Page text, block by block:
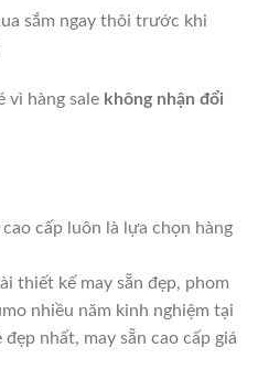
sắm ngay thôi trước khi
vì hàng sale không nhận đổi
cấp luôn là lựa chọn hàng
thiết kế may sẵn đẹp, phom
nhiều năm kinh nghiệm tại
nhất, may sẵn cao cấp giá